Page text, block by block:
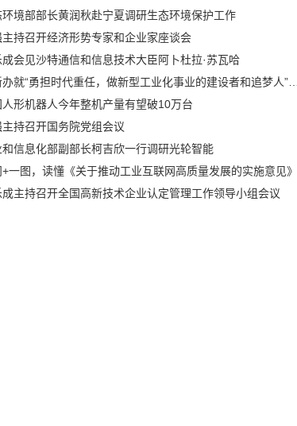
环境部部长黄润秋赴宁夏调研生态环境保护工作
主持召开经济形势专家和企业家座谈会
会见沙特通信和信息技术大臣阿卜杜拉·苏瓦哈
国新办就“勇担时代重任，做新型工业化事业的建设者和追梦人”举行中外记者见面会
人形机器人今年整机产量有望破10万台
持召开国务院党组会议
和信息化部副部长柯吉欣一行调研光轮智能
+一图，读懂《关于推动工业互联网高质量发展的实施意见》
成主持召开全国高新技术企业认定管理工作领导小组会议